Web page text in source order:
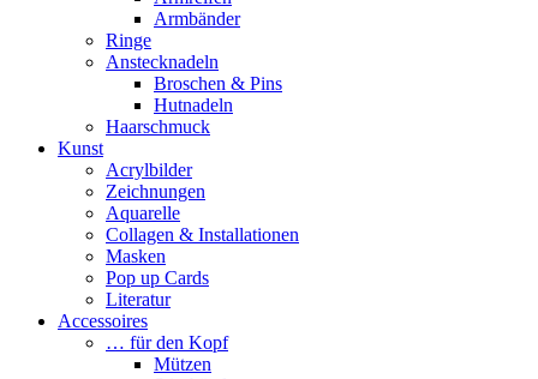
Armbänder
Ringe
Anstecknadeln
Broschen & Pins
Hutnadeln
Haarschmuck
Kunst
Acrylbilder
Zeichnungen
Aquarelle
Collagen & Installationen
Masken
Pop up Cards
Literatur
Accessoires
… für den Kopf
Mützen